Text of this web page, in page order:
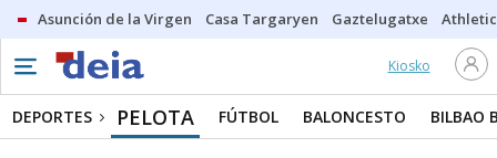
Asunción de la Virgen Casa Targaryen Gaztelugatxe Athletic
Kiosko
DEPORTES PELOTA FÚTBOL BALONCESTO BILBAO